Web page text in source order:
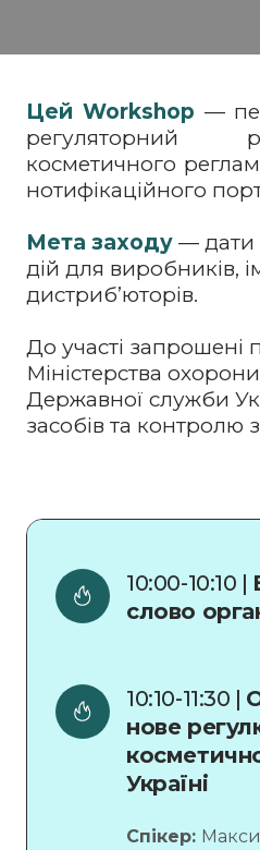
Цей Workshop —
регуляторний
косметичного
нотифікаційного
Мета заходу — дати
дій для виробників,
дистриб’юторів.
До участі запрошені
Міністерства
Державної служби
засобів та контролю
10:00-10:10 |
слово
10:10-11:30 |
нове
Україні
Спікер: